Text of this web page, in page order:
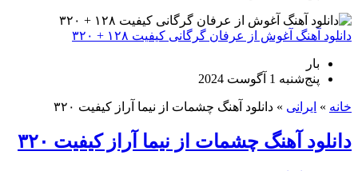
دانلود آهنگ آغوش از عرفان گرگانی کیفیت ۱۲۸ + ۳۲۰
بار
پنج‌شنبه 1 آگوست 2024
خانه » ایرانی » دانلود آهنگ چشمات از نیما آراز کیفیت ۳۲۰
دانلود آهنگ چشمات از نیما آراز کیفیت ۳۲۰